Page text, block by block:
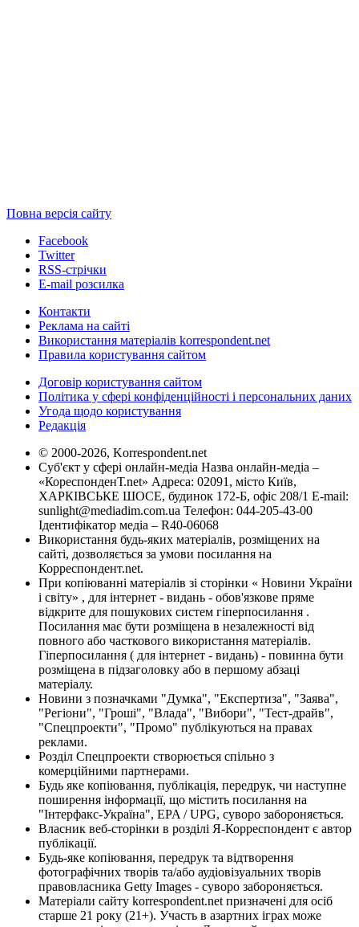
Повна версія сайту
Facebook
Twitter
RSS-стрічки
E-mail розсилка
Контакти
Реклама на сайті
Використання матеріалів korrespondent.net
Правила користування сайтом
Договір користування сайтом
Політика у сфері конфіденційності і персональних даних
Угода щодо користування
Редакція
© 2000-2026, Korrespondent.net
Суб'єкт у сфері онлайн-медіа Назва онлайн-медіа –
«КореспонденТ.net» Адреса: 02091, місто Київ,
ХАРКІВСЬКЕ ШОСЕ, будинок 172-Б, офіс 208/1 E-mail:
sunlight@mediadim.com.ua Телефон: 044-205-43-00
Ідентифікатор медіа – R40-06068
Використання будь-яких матеріалів, розміщених на
сайті, дозволяється за умови посилання на
Корреспондент.net.
При копіюванні матеріалів зі сторінки « Новини України
і світу» , для інтернет - видань - обов'язкове пряме
відкрите для пошукових систем гіперпосилання .
Посилання має бути розміщена в незалежності від
повного або часткового використання матеріалів.
Гіперпосилання ( для інтернет - видань) - повинна бути
розміщена в підзаголовку або в першому абзаці
матеріалу.
Новини з позначками "Думка", "Експертиза", "Заява",
"Регіони", "Гроші", "Влада", "Вибори", "Тест-драйв",
"Спецпроекти", "Промо" публікуються на правах
реклами.
Розділ Спецпроекти створюється спільно з
комерційними партнерами.
Будь яке копіювання, публікація, передрук, чи наступне
поширення інформації, що містить посилання на
"Інтерфакс-Україна", EPA / UPG, суворо забороняється.
Власник веб-сторінки в розділі Я-Корреспондент є автор
публікації.
Будь-яке копіювання, передрук та відтворення
фотографічних творів та/або аудіовізуальних творів
правовласника Getty Images - суворо забороняється.
Матеріали сайту korrespondent.net призначені для осіб
старше 21 року (21+). Участь в азартних іграх може